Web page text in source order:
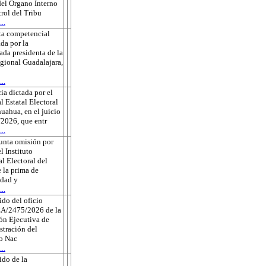
Órgano Interno
del Tribu
competencial
por la
presidenta de la
Guadalajara,
dictada por el
Estatal Electoral
en el juicio
que entr
omisión por
Instituto
Electoral del
la prima de
y
del oficio
2475/2026 de la
Ejecutiva de
del
Nac
de la